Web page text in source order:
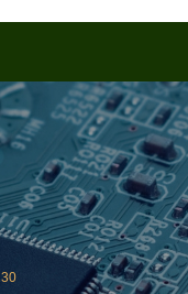
30
30